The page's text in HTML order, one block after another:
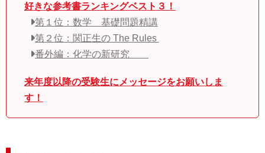
好きな参考書ランキングベスト３！
第１位：数学 基礎問題精講
第２位：関正生の The Rules
番外編：化学の新研究
来年度以降の受験生にメッセージをお願いしま
す！